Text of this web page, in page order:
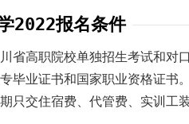
2022报名条件
高职院校单独招生考试和对
业证书和国家职业资格证书。
只交住宿费、代管费、实训